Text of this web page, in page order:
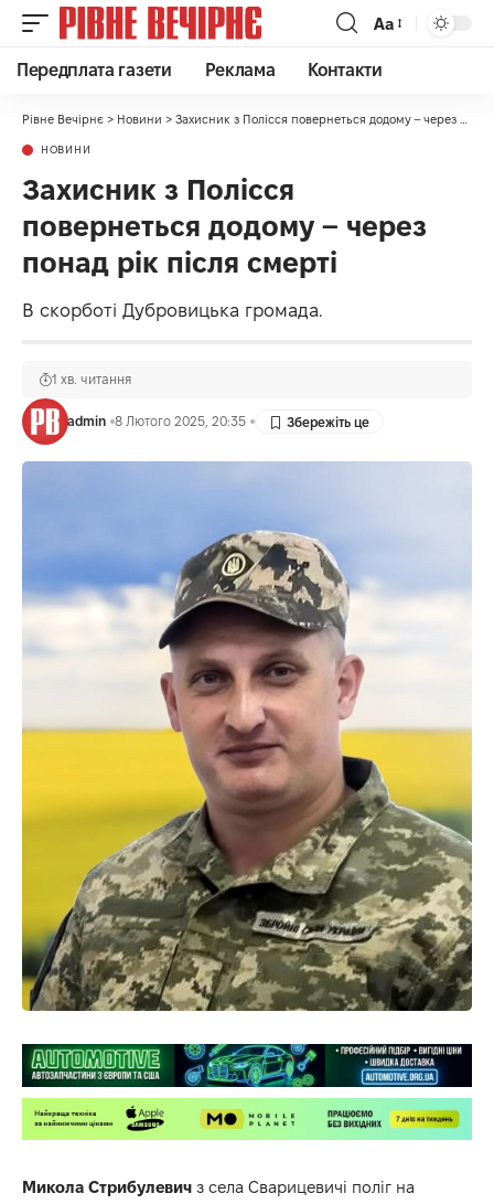
Аа
Передплата газети Реклама Контакти
Рівне Вечірнє > Новини > Захисник з Полісся повернеться додому – через понад рік після смерті
НОВИНИ
Захисник з Полісся
повернеться додому – через
понад рік після смерті
В скорботі Дубровицька громада.
admin 8 Лютого 2025, 20:35
1 хв. читання
Микола Стрибулевич з села Сварицевичі поліг на